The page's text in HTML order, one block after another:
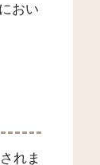
おい
れま